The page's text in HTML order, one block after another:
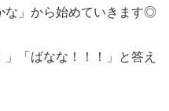
な」から始めていきます◎
「ばなな！！！」と答え